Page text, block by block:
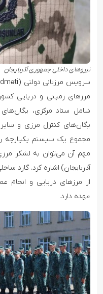
نیروهای داخلی جمهوری آذربایجان
مرزهای زمینی و دریایی
شامل ستاد مرکزی، یگان‌های
یگان‌های کنترل مرزی و
مجموع یک سیستم یکپارچه
مهم آن می‌توان به لشکر
آذربایجان) اشاره کرد. گارد
از مرزهای دریایی و انجام
عهده دارد.